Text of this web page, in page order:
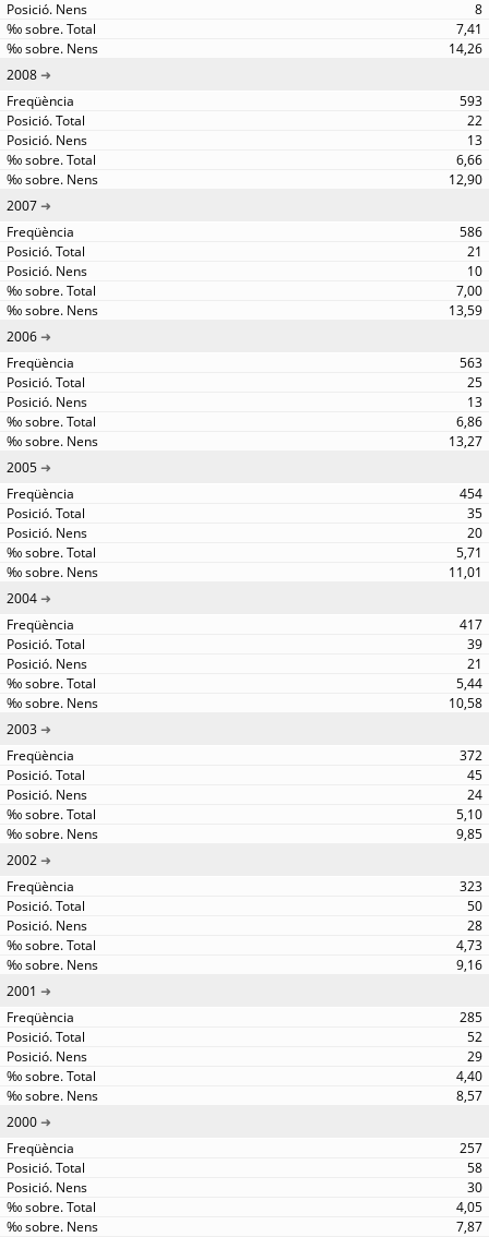
8
7,41
14,26
2008
593
22
13
6,66
12,90
2007
586
21
10
7,00
13,59
2006
563
25
13
6,86
13,27
2005
454
35
20
5,71
11,01
2004
417
39
21
5,44
10,58
2003
372
45
24
5,10
9,85
2002
323
50
28
4,73
9,16
2001
285
52
29
4,40
8,57
2000
257
58
30
4,05
7,87